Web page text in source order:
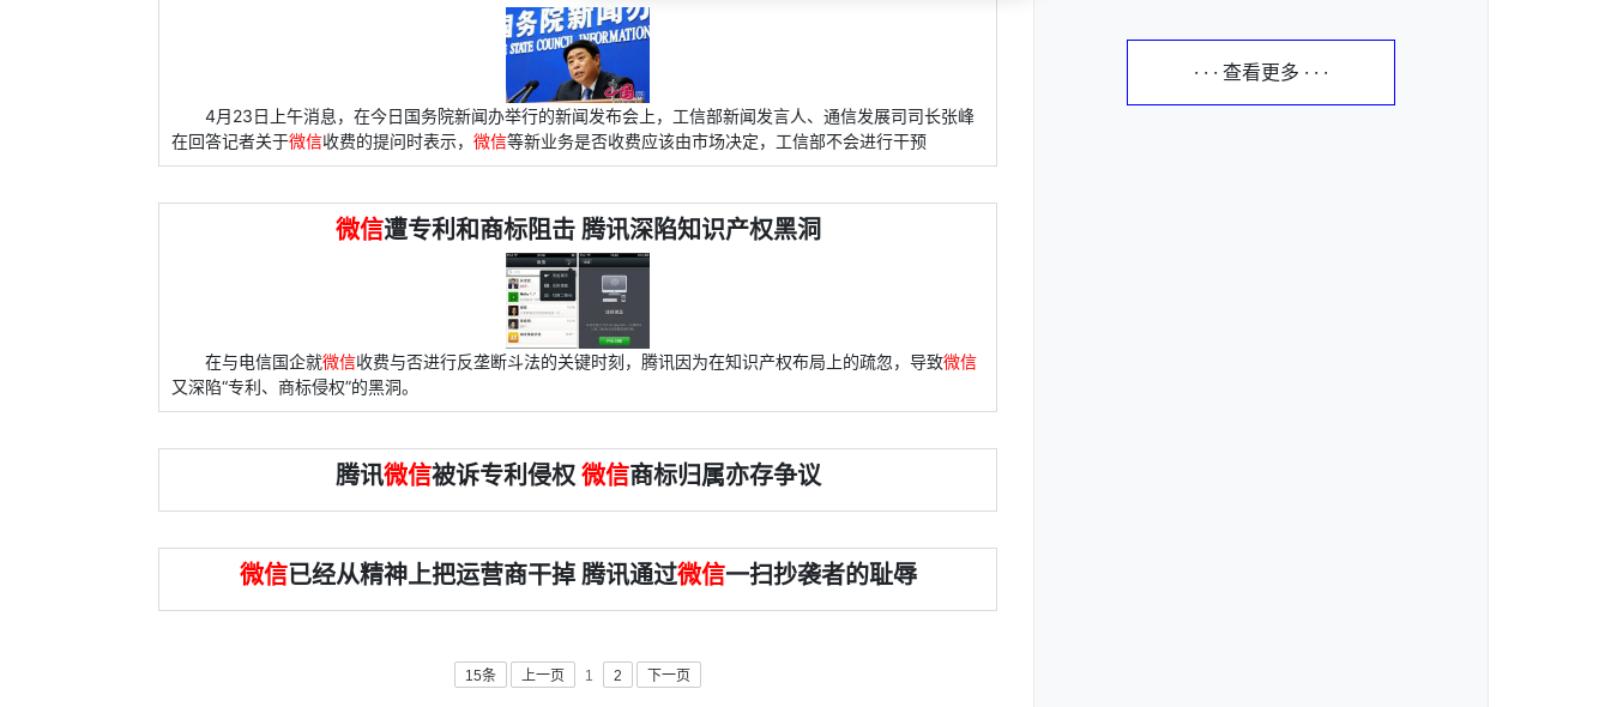
4月23日上午消息，在今日国务院新闻办举行的新闻发布会上，工信部新闻发言人、通信发展司司长张峰
在回答记者关于微信收费的提问时表示， 微信等新业务是否收费应该由市场决定，工信部不会进行干预
微信遭专利和商标阻击 腾讯深陷知识产权黑洞
在与电信国企就微信收费与否进行反垄断斗法的关键时刻，腾讯因为在知识产权布局上的疏忽，导致微信
又深陷“专利、商标侵权”的黑洞。
腾讯微信被诉专利侵权 微信商标归属亦存争议
微信已经从精神上把运营商干掉 腾讯通过微信一扫抄袭者的耻辱
15条 上一页 1 2 下一页
· · · 查看更多 · · ·